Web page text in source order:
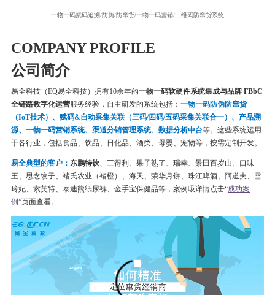
一物一码赋码追溯/防伪/防窜货/一物一码营销/二维码防窜货系统
COMPANY PROFILE
公司简介
易全科技（EQ易全科技）拥有10余年的一物一码软硬件系统集成与品牌 FBbC
全链路数字化运营服务经验，自主研发的系统包括： 一物一码防伪防窜货
（IoT技术）、赋码&自动采集关联（三码/四码/五码采集关联合一）、产品溯
源、一物一码营销系统、渠道分销管理系统、数据分析中台等。这些系统运用
于各行业，包括食品、饮品、日化品、酒类、母婴、宠物等，按需定制开发。
易全典型的客户： 东鹏特饮、三得利、果子熟了、瑞幸、 景田百岁山、口味
王、思念饺子、 褚氏农业（褚橙）、 海天、荣华月饼、 珠江啤酒、 阿道夫、雪
玲妃、索芙特、泰迪熊纸尿裤、金手宝保健品等，案例吸详情点击“成功案
例”页面查看。